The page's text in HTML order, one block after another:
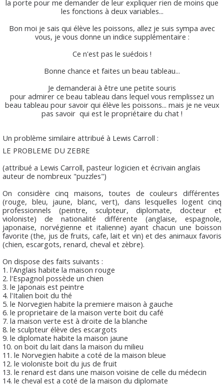
la porte pour me demander de leur expliquer rien de moins que
les fonctions à deux variables...
Bon moi je sais qui élève les poissons, allez je suis sympa avec
vous, je vous donne un indice supplémentaire :
Ce n'est pas le suédois !
Bonne chance et faites un beau tableau...
Je demanderai à être une petite souris
pour admirer ce beau tableau dans lequel vous remplissez un
beau tableau pour savoir qui élève les poissons... mais je ne veux
pas savoir qui est le propriétaire du chat !
Un problème similaire attribué à Lewis Carroll :
LE PROBLEME DU ZEBRE
(attribué a Lewis Carroll, pasteur logicien et écrivain anglais
auteur de nombreux "puzzles")
On considère cinq maisons, toutes de couleurs différentes
(rouge, bleu, jaune, blanc, vert), dans lesquelles logent cinq
professionnels (peintre, sculpteur, diplomate, docteur et
violoniste) de nationalité différente (anglaise, espagnole,
japonaise, norvégienne et italienne) ayant chacun une boisson
favorite (the, jus de fruits, cafe, lait et vin) et des animaux favoris
(chien, escargots, renard, cheval et zèbre).
On dispose des faits suivants :
1. l'Anglais habite la maison rouge
2. l'Espagnol possède un chien
3. le Japonais est peintre
4. l'Italien boit du thé
5. le Norvegien habite la premiere maison à gauche
6. le proprietaire de la maison verte boit du café
7. la maison verte est à droite de la blanche
8. le sculpteur élève des escargots
9. le diplomate habite la maison jaune
10. on boit du lait dans la maison du milieu
11. le Norvegien habite a coté de la maison bleue
12. le violoniste boit du jus de fruit
13. le renard est dans une maison voisine de celle du médecin
14. le cheval est a coté de la maison du diplomate